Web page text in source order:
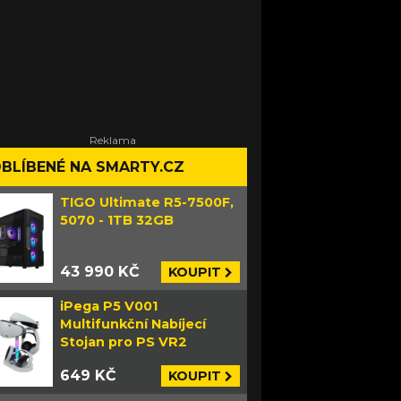
NA SMARTY.CZ
TIGO Ultimate R5-7500F,
5070 - 1TB 32GB
43 990 KČ KOUPIT
iPega P5 V001
Multifunkční Nabíjecí
Stojan pro PS VR2
649 KČ KOUPIT